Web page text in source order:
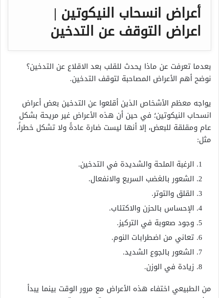
أعراض انسحاب النيكوتين |
اعراض التوقف عن التدخين
بعدما تعرفت عن ماذا يحدث للقلب بعد الاقلاع عن التدخين؟
نوضح أهم الأعراض المصاحبة لتوقف التدخين.
يواجه معظم الأشخاص الذين أقلعوا عن التدخين بعض أعراض
انسحاب النيكوتين؛ في حين أن هذه الأعراض غير مريحة بشكل
عام ومقلقة للبعض، إلا أنها ليست ضارة عادةً ولا تشكل خطراً،
مثل:
الرغبة الملحة والشديدة في التدخين.
الشعور بالغضب السريع والانفعال.
القلق والتوتر.
الإحساس بالحزن والاكتئاب.
وجود صعوبة في التركيز.
تعاني من اضطرابات النوم.
الشعور بالجوع الشديد.
زيادة في الوزن.
من الطبيعي اختفاء هذه الأعراض مع مرور الوقت بينما يبدأ